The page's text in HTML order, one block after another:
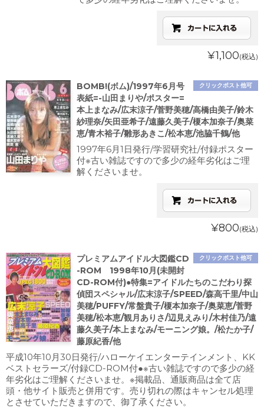
¥1,100(税込)
クリックポスト他可
BOMB!(ボム)/1997年6月号
表紙=-山田まりや/ポスター=
本上まなみ/広末涼子/菅野美穂/高橋由美子/鈴木
紗理奈/矢田亜希子/遠藤久美子/榎本加奈子/奥菜
恵/青木裕子/雛形あきこ/松本恵/池脇千鶴/他
1997年6月1日発行/学習研究社/付録ポスター
付※古い雑誌ですので多少の経年劣化はご理
解くださいませ。
¥800(税込)
クリックポスト他可
プレミアムアイドル大図鑑CD
-ROM 1998年10月(未開封
CD-ROM付)●特集=アイドルたちのこだわり探
偵団スペシャル/広末涼子/SPEED/森高千里/中山
美穂/PUFFY/常盤貴子/榎本加奈子/奥菜恵/菅野
美穂/松本恵/観月ありさ/辺見えみり/木村佳乃/遠
藤久美子/本上まなみ/モーニング娘。/松たか子/
藤原紀香/他
平成10年10月30日発行/ハローケイエンターテインメント、KK
ベストセラーズ/付録CD-ROM付●※古い雑誌ですので多少の経
年劣化はご理解くださいませ。※掲載品、通販商品は全て店
頭・他サイト販売と併用です。売り切れの際はキャンセル処理
とさせていただきますので、御了承ください。